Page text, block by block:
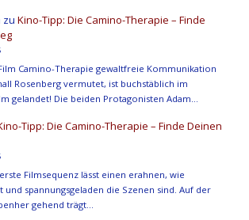
zuKino-Tipp: Die Camino-Therapie – Finde
Camino-Therapie gewaltfreie Kommunikation
Rosenberg vermutet, ist buchstäblich im
gelandet! Die beiden Protagonisten Adam…
Tipp: Die Camino-Therapie – Finde Deinen
Filmsequenz lässt einen erahnen, wie
spannungsgeladen die Szenen sind. Auf der
gehend trägt…